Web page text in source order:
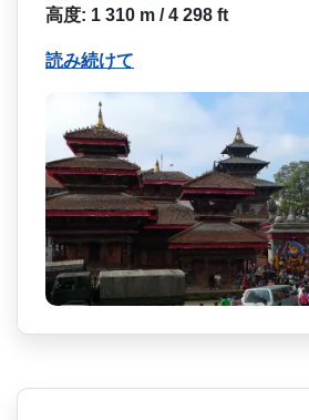
高度: 1 310 m / 4 298 ft
読み続けて